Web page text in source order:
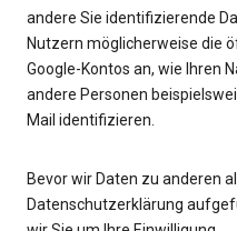
andere Sie identifizierende
Nutzern möglicherweise die
Google-Kontos an, wie Ihren
andere Personen
Mail identifizieren.
Bevor wir Daten zu anderen
Datenschutzerklärung